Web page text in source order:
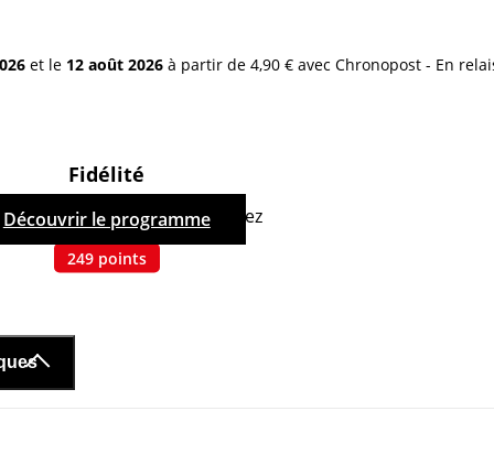
et le 12 août 2026à partir de 4,90 € avec Chronopost - En
Fidélité
ce produit, vous cumulez
249 points
Découvrir le programme